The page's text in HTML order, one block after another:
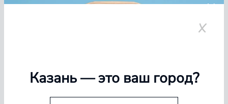
Казань— это ваш город?